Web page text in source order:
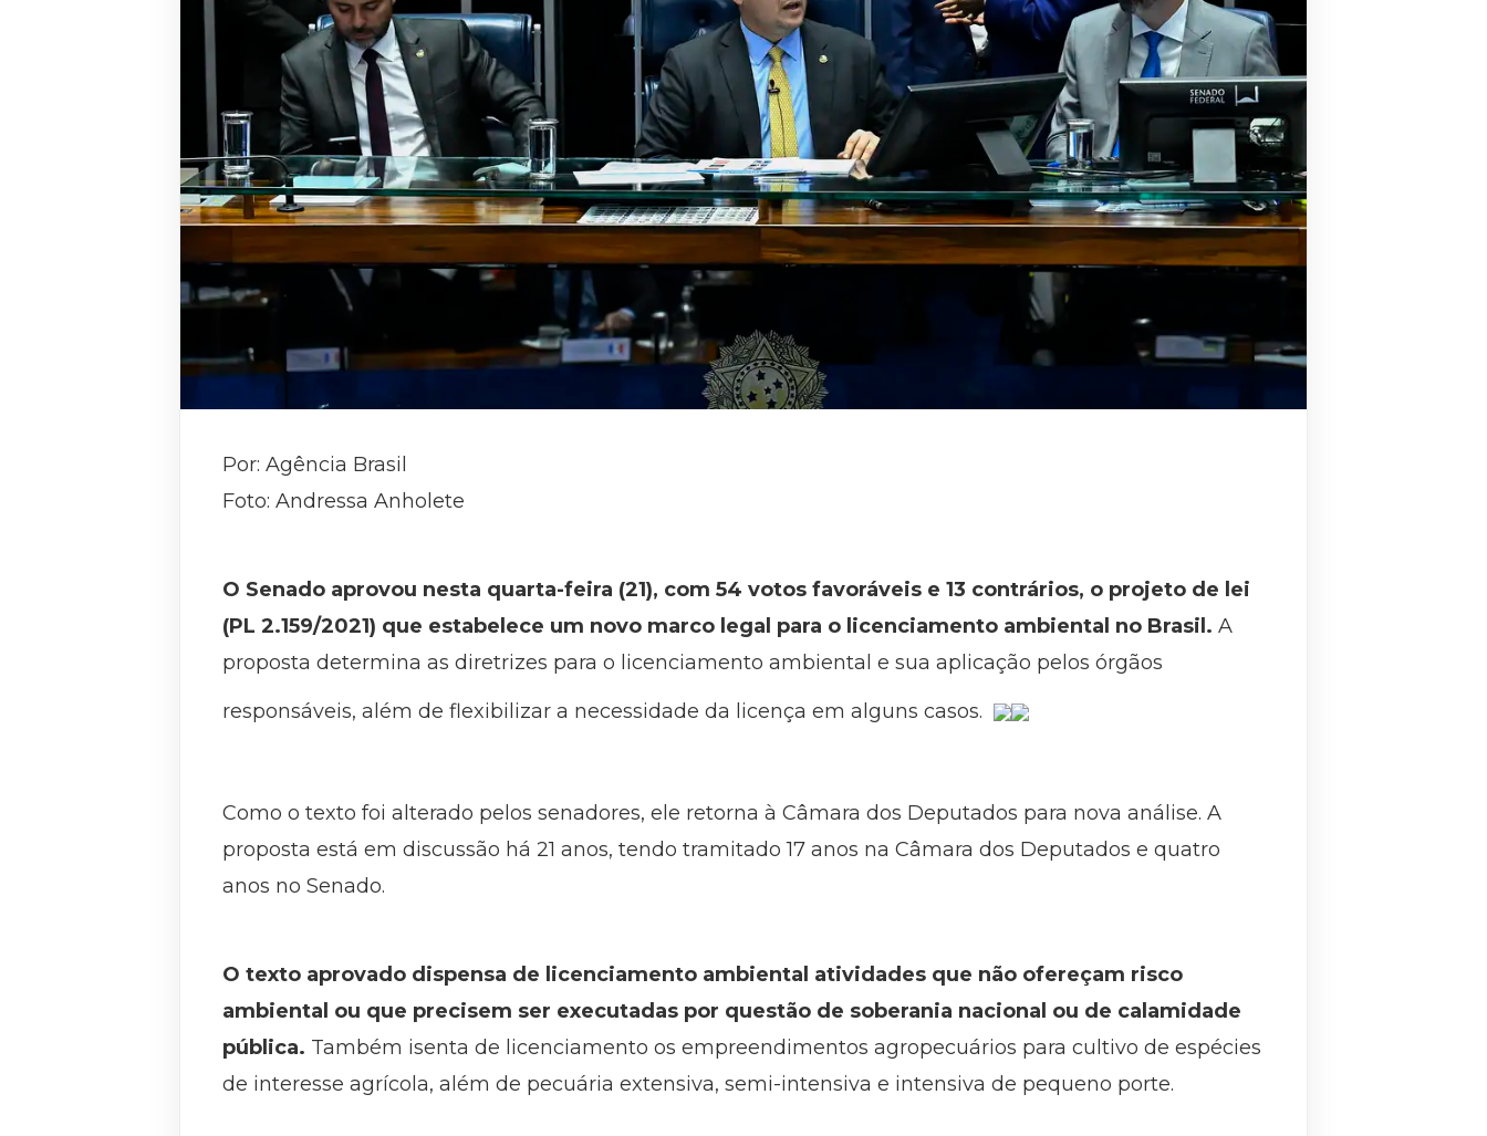
Por: Agência Brasil
Foto: Andressa Anholete
O Senado aprovou nesta quarta-feira (21), com 54 votos favoráveis e 13 contrários, o projeto de lei
(PL 2.159/2021) que estabelece um novo marco legal para o licenciamento ambiental no Brasil. A
proposta determina as diretrizes para o licenciamento ambiental e sua aplicação pelos órgãos
responsáveis, além de flexibilizar a necessidade da licença em alguns casos.
Como o texto foi alterado pelos senadores, ele retorna à Câmara dos Deputados para nova análise. A
proposta está em discussão há 21 anos, tendo tramitado 17 anos na Câmara dos Deputados e quatro
anos no Senado.
O texto aprovado dispensa de licenciamento ambiental atividades que não ofereçam risco
ambiental ou que precisem ser executadas por questão de soberania nacional ou de calamidade
pública. Também isenta de licenciamento os empreendimentos agropecuários para cultivo de espécies
de interesse agrícola, além de pecuária extensiva, semi-intensiva e intensiva de pequeno porte.